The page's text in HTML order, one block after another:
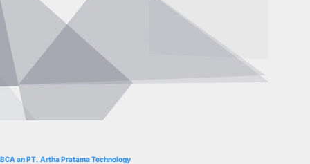
BCA an PT. Artha Pratama Technology